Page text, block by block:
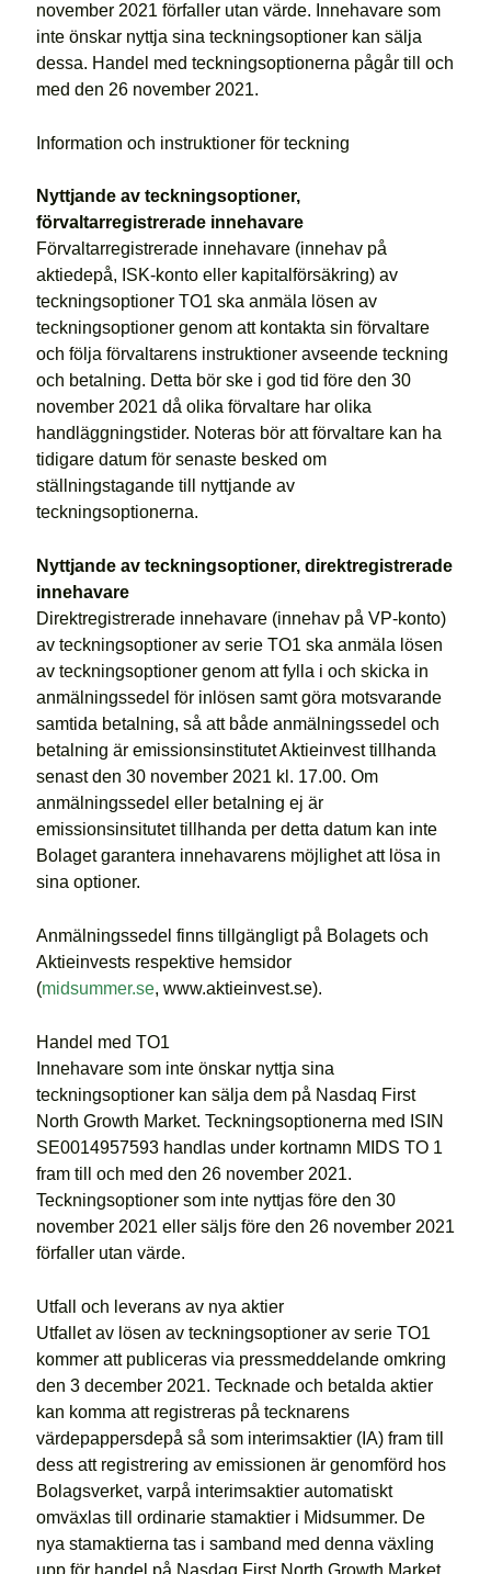
november 2021 förfaller utan värde. Innehavare som
inte önskar nyttja sina teckningsoptioner kan sälja
dessa. Handel med teckningsoptionerna pågår till och
med den 26 november 2021.
Information och instruktioner för teckning
Nyttjande av teckningsoptioner,
förvaltarregistrerade innehavare
Förvaltarregistrerade innehavare (innehav på
aktiedepå, ISK-konto eller kapitalförsäkring) av
teckningsoptioner TO1 ska anmäla lösen av
teckningsoptioner genom att kontakta sin förvaltare
och följa förvaltarens instruktioner avseende teckning
och betalning. Detta bör ske i god tid före den 30
november 2021 då olika förvaltare har olika
handläggningstider. Noteras bör att förvaltare kan ha
tidigare datum för senaste besked om
ställningstagande till nyttjande av
teckningsoptionerna.
Nyttjande av teckningsoptioner, direktregistrerade
innehavare
Direktregistrerade innehavare (innehav på VP-konto)
av teckningsoptioner av serie TO1 ska anmäla lösen
av teckningsoptioner genom att fylla i och skicka in
anmälningssedel för inlösen samt göra motsvarande
samtida betalning, så att både anmälningssedel och
betalning är emissionsinstitutet Aktieinvest tillhanda
senast den 30 november 2021 kl. 17.00. Om
anmälningssedel eller betalning ej är
emissionsinsitutet tillhanda per detta datum kan inte
Bolaget garantera innehavarens möjlighet att lösa in
sina optioner.
Anmälningssedel finns tillgängligt på Bolagets och
Aktieinvests respektive hemsidor
(midsummer.se, www.aktieinvest.se).
Handel med TO1
Innehavare som inte önskar nyttja sina
teckningsoptioner kan sälja dem på Nasdaq First
North Growth Market. Teckningsoptionerna med ISIN
SE0014957593 handlas under kortnamn MIDS TO 1
fram till och med den 26 november 2021.
Teckningsoptioner som inte nyttjas före den 30
november 2021 eller säljs före den 26 november 2021
förfaller utan värde.
Utfall och leverans av nya aktier
Utfallet av lösen av teckningsoptioner av serie TO1
kommer att publiceras via pressmeddelande omkring
den 3 december 2021. Tecknade och betalda aktier
kan komma att registreras på tecknarens
värdepappersdepå så som interimsaktier (IA) fram till
dess att registrering av emissionen är genomförd hos
Bolagsverket, varpå interimsaktier automatiskt
omväxlas till ordinarie stamaktier i Midsummer. De
nya stamaktierna tas i samband med denna växling
upp för handel på Nasdaq First North Growth Market.